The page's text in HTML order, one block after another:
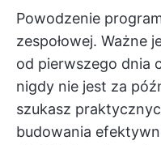
Powodzenie
zespołowej. Ważne
od pierwszego dnia
nigdy nie jest za
szukasz
budowania